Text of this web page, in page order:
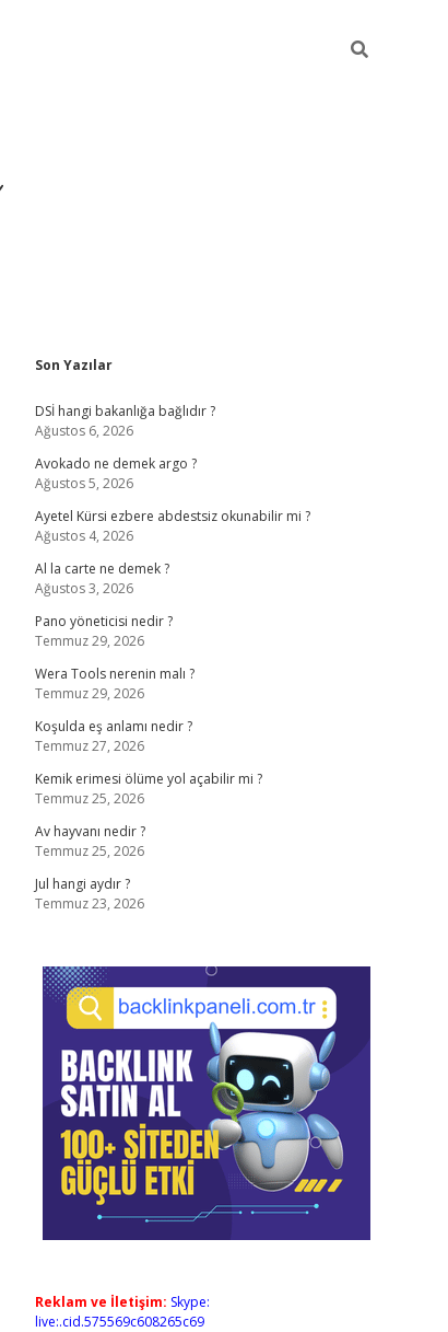
Sidebar
Son Yazılar
DSİ hangi bakanlığa bağlıdır ?
Ağustos 6, 2026
Avokado ne demek argo ?
Ağustos 5, 2026
Ayetel Kürsi ezbere abdestsiz okunabilir mi ?
Ağustos 4, 2026
Al la carte ne demek ?
Ağustos 3, 2026
Pano yöneticisi nedir ?
Temmuz 29, 2026
Wera Tools nerenin malı ?
Temmuz 29, 2026
Koşulda eş anlamı nedir ?
Temmuz 27, 2026
Kemik erimesi ölüme yol açabilir mi ?
Temmuz 25, 2026
Av hayvanı nedir ?
Temmuz 25, 2026
Jul hangi aydır ?
Temmuz 23, 2026
Reklam ve İletişim: Skype:
live:.cid.575569c608265c69